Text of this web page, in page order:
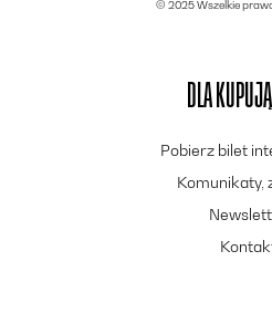
© 2025 Wszelkie
DLA
Pobierz bilet
Komunikaty,